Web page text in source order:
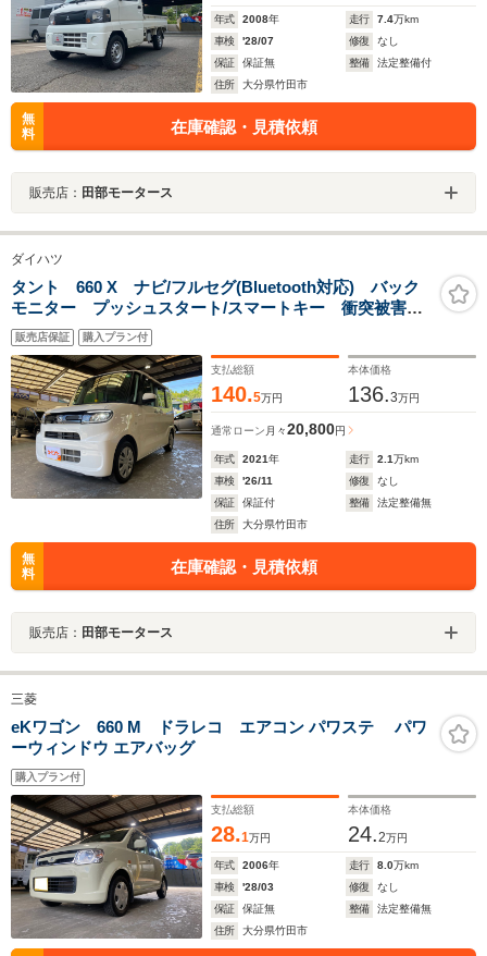
年式 2008年 走行 7.4万km
車検
'28/07 修復
なし
保証
保証無 整備
法定整備付
住所
大分県竹田市
無
料
在庫確認・見積依頼
販売店： 田部モータース
ダイハツ
タント 660 X ナビ/フルセグ(Bluetooth対応) バック
モニター プッシュスタート/スマートキー 衝突被害軽
減ブレーキ 障害物センサー シートヒーター 両側ス
ライド片側電動ドア ETC エコアイドル
販売店保証 購入プラン付
支払総額
140.5万円
本体価格
136.3万円
通常ローン 月々20,800円
年式 2021年 走行 2.1万km
車検
'26/11 修復
なし
保証
保証付 整備
法定整備無
住所
大分県竹田市
無
料
在庫確認・見積依頼
販売店： 田部モータース
三菱
eKワゴン 660 M ドラレコ エアコン パワステ パワ
ーウィンドウ エアバッグ
購入プラン付
支払総額
28.1万円
本体価格
24.2万円
年式 2006年 走行 8.0万km
車検
'28/03 修復
なし
保証
保証無 整備
法定整備無
住所
大分県竹田市